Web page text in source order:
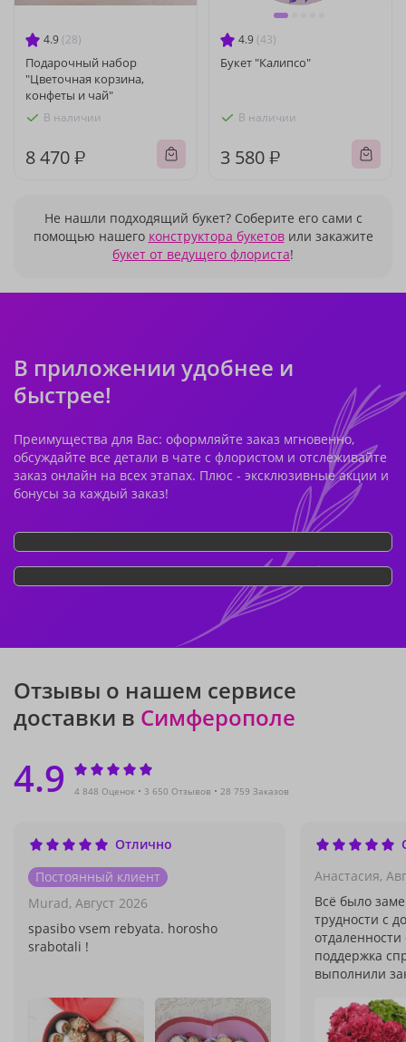
4.9 (28)
Подарочный набор
"Цветочная корзина,
конфеты и чай"
В наличии
8 470 ₽
4.9 (43)
Букет "Калипсо"
В наличии
3 580 ₽
Не нашли подходящий букет? Соберите его сами с
помощью нашего конструктора букетовили закажите
букет от ведущего флориста!
В приложении удобнее и
быстрее!
Преимущества для Вас: оформляйте заказ мгновенно,
обсуждайте все детали в чате с флористом и отслеживайте
заказ онлайн на всех этапах. Плюс - эксклюзивные акции и
бонусы за каждый заказ!
Отзывы о нашем сервисе
доставки в Симферополе
4.9 4 848 Оценок 3 650 Отзывов 28 759 Заказов
Отлично
Постоянный клиент
Murad, Август 2026
spasibo vsem rebyata. horosho
srabotali !
Анастасия,
Всё было
трудности с
поддержка
выполнили